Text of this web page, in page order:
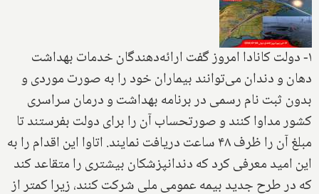
۱- دولت کانادا امروز گفت ارائه‌دهندگان خدمات بهداشت
دهان و دندان می‌توانند بیماران خود را به صورت موردی و
بدون ثبت نام رسمی در برنامه بهداشت و درمان سراسری
کشور مداوا کنند و صورتحساب آن را برای دولت بفرستند تا
مبلغ آن را ظرف ۴۸ ساعت دریافت نمایند. اتاوا این اقدام را به
این امید معرفی کرد که دندانپزشکان بیشتری را متقاعد کند
که در طرح جدید بیمه عمومی ملی شرکت کنند، زیرا کمتر از